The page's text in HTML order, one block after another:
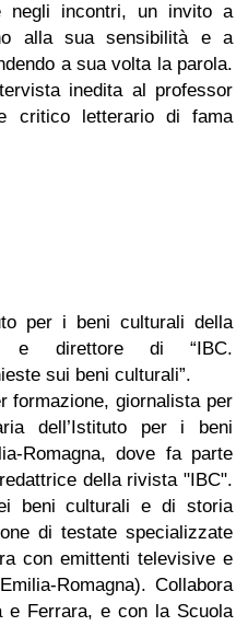
negli incontri, un invito a
alla sua sensibilità e a
a sua volta la parola.
inedita al professor
critico letterario di fama
per i beni culturali della
e direttore di “IBC.
sui beni culturali”.
formazione, giornalista per
dell’Istituto per i beni
Romagna, dove fa parte
della rivista "IBC".
beni culturali e di storia
di testate specializzate
con emittenti televisive e
Romagna). Collabora
e Ferrara, e con la Scuola